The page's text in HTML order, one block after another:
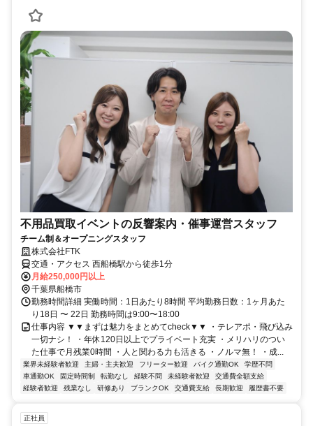
不用品買取イベントの反響案内・催事運営スタッフ
チーム制＆オープニングスタッフ
株式会社FTK
交通・アクセス 西船橋駅から徒歩1分
月給250,000円以上
千葉県船橋市
勤務時間詳細 実働時間：1日あたり8時間 平均勤務日数：1ヶ月あた
り18日 〜 22日 勤務時間は9:00〜18:00
仕事内容 ▼▼まずは魅力をまとめてcheck▼▼ ・テレアポ・飛び込み
一切ナシ！ ・年休120日以上でプライベート充実 ・メリハリのつい
た仕事で月残業0時間 ・人と関わる力も活きる ・ノルマ無！ ・成...
業界未経験者歓迎 主婦・主夫歓迎 フリーター歓迎 バイク通勤OK
学歴不問
車通勤OK
固定時間制 転勤なし 経験不問 未経験者歓迎
交通費全額支給
経験者歓迎
残業なし 研修あり ブランクOK 交通費支給 長期歓迎 履歴書不要
正社員